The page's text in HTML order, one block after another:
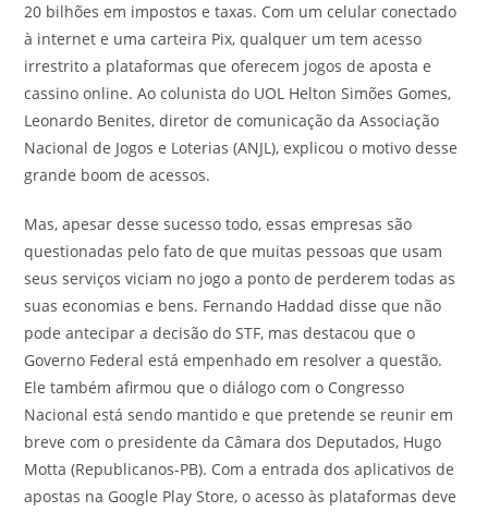
20 bilhões em impostos e taxas. Com um celular conectado
à internet e uma carteira Pix, qualquer um tem acesso
irrestrito a plataformas que oferecem jogos de aposta e
cassino online. Ao colunista do UOL Helton Simões Gomes,
Leonardo Benites, diretor de comunicação da Associação
Nacional de Jogos e Loterias (ANJL), explicou o motivo desse
grande boom de acessos.
Mas, apesar desse sucesso todo, essas empresas são
questionadas pelo fato de que muitas pessoas que usam
seus serviços viciam no jogo a ponto de perderem todas as
suas economias e bens. Fernando Haddad disse que não
pode antecipar a decisão do STF, mas destacou que o
Governo Federal está empenhado em resolver a questão.
Ele também afirmou que o diálogo com o Congresso
Nacional está sendo mantido e que pretende se reunir em
breve com o presidente da Câmara dos Deputados, Hugo
Motta (Republicanos-PB). Com a entrada dos aplicativos de
apostas na Google Play Store, o acesso às plataformas deve